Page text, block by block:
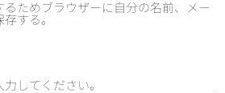
ためブラウザーに自分の名前、メー
する。
してください。